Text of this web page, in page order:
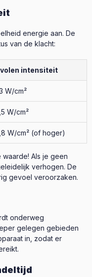
energie aan. De
van de klacht:
intensiteit
W/cm²
W/cm²
W/cm² (of hoger)
waarde! Als je geen
verhogen. De
gevoel veroorzaken.
onderweg
gelegen gebieden
in, zodat er